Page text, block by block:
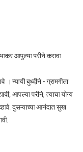
आपुल्या परीने करावा
न्यायी बुध्दीने - ग्रामगीता
आपल्या परीने, त्याचा योग्य
दुसऱ्याच्या आनंदात सुख